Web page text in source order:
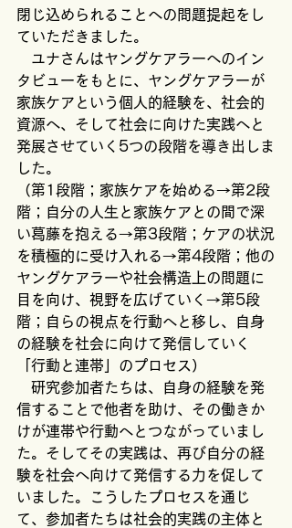
閉じ込められることへの問題提起をし
ていただきました。
ユナさんはヤングケアラーへのイン
タビューをもとに、ヤングケアラーが
家族ケアという個人的経験を、社会的
資源へ、そして社会に向けた実践へと
発展させていく5つの段階を導き出しま
した。
（第1段階；家族ケアを始める→第2段
階；自分の人生と家族ケアとの間で深
い葛藤を抱える→第3段階；ケアの状況
を積極的に受け入れる→第4段階；他の
ヤングケアラーや社会構造上の問題に
目を向け、視野を広げていく→第5段
階；自らの視点を行動へと移し、自身
の経験を社会に向けて発信していく
「行動と連帯」のプロセス）
研究参加者たちは、自身の経験を発
信することで他者を助け、その働きか
けが連帯や行動へとつながっていまし
た。そしてその実践は、再び自分の経
験を社会へ向けて発信する力を促して
いました。こうしたプロセスを通じ
て、参加者たちは社会的実践の主体と